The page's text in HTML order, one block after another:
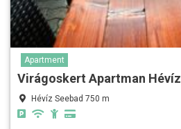
Apartment
Virágoskert Apartman Hévíz
Hévíz Seebad 750 m